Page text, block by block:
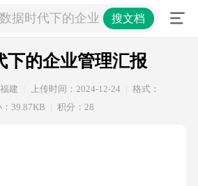
据时代下的企业管理汇报
搜文档
下的企业管理汇报
建 上传时间：2024-12-24
格式：
：39.87KB 积分：28